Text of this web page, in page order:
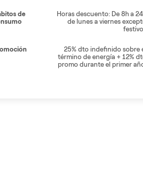
de
Horas descuento: De 8h a
de lunes a viernes
25% dto indefinido sobre
término de energía + 12%
promo durante el primer